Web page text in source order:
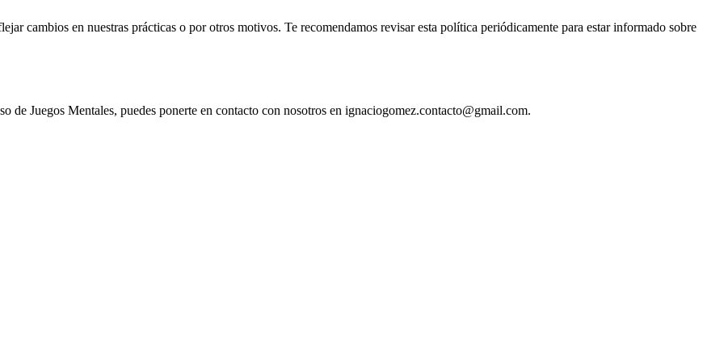
cambios en nuestras prácticas o por otros motivos. Te recomendamos revisar esta política periódicamente para estar informado sobre
de Juegos Mentales, puedes ponerte en contacto con nosotros en ignaciogomez.contacto@gmail.com.